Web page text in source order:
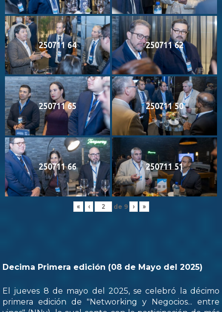
250711 64 250711 62
250711 65 250711 50
250711 66 250711 51
« ‹ de 9 › »
Decima Primera edición (08 de Mayo del 2025)
El jueves 8 de mayo del 2025, se celebró la décimo
primera edición de "Networking y Negocios... entre